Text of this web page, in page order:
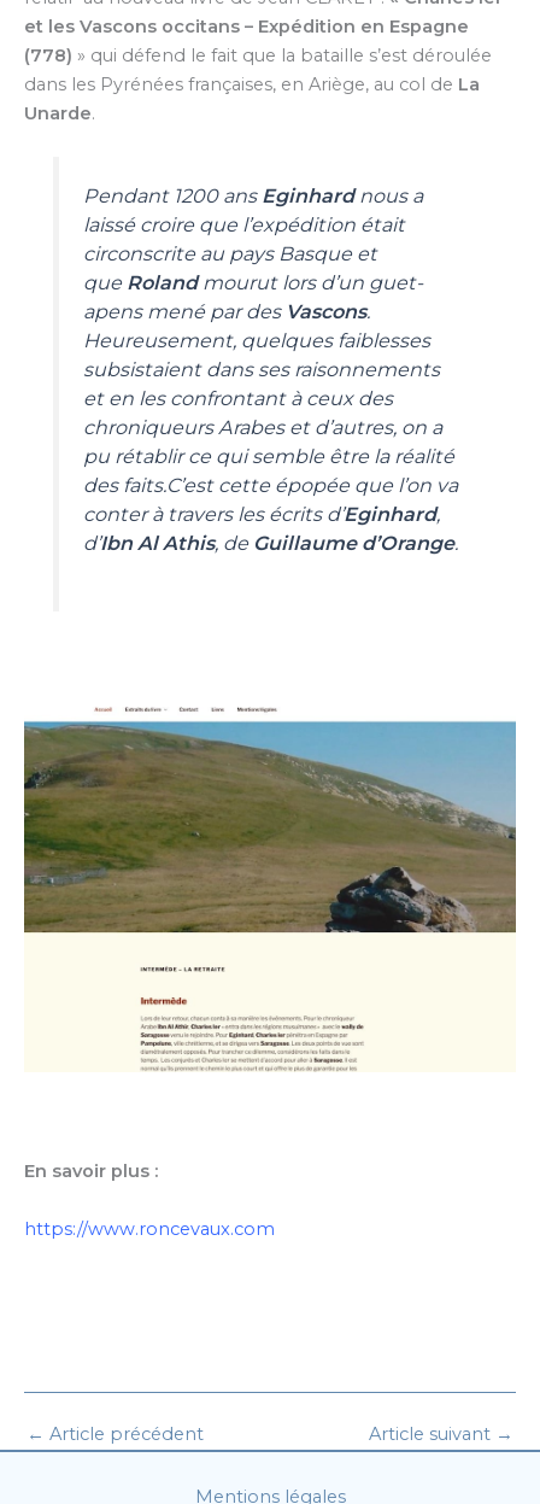
et les Vascons occitans – Expédition en Espagne
(778) » qui défend le fait que la bataille s’est déroulée
dans les Pyrénées françaises, en Ariège, au col de La
Unarde.
Pendant 1200 ans Eginhardnous a
laissé croire que l’expédition était
circonscrite au pays Basque et
que Rolandmourut lors d’un guet-
apens mené par des Vascons.
Heureusement, quelques faiblesses
subsistaient dans ses raisonnements
et en les confrontant à ceux des
chroniqueurs Arabes et d’autres, on a
pu rétablir ce qui semble être la réalité
des faits.C’est cette épopée que l’on va
conter à travers les écrits d’Eginhard,
d’Ibn Al Athis, de Guillaume d’Orange.
En savoir plus :
https://www.roncevaux.com
← Article précédent Article suivant →
Mentions légales